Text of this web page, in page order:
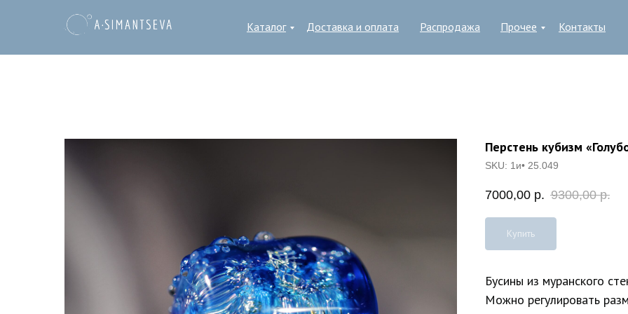
Каталог Контакты
Доставка и оплата Прочее
Распродажа
Перстень кубизм
SKU: 1и• 25.049
7000,00 р. 9300,00 р.
Купить
Бусины из муранского
Можно регулировать